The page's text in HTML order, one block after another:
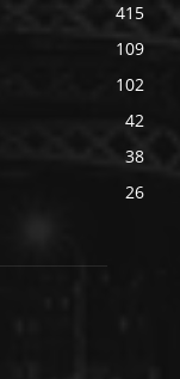
415
109
102
42
38
26